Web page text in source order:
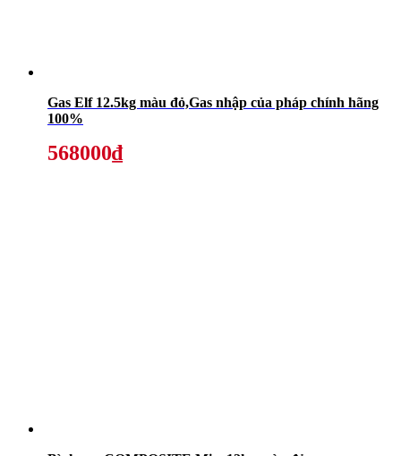
Gas Elf 12.5kg màu đỏ,Gas nhập của pháp chính hãng
100%
568000₫